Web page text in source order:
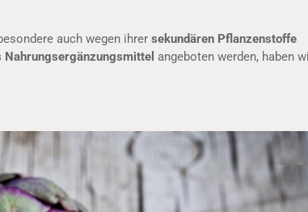
auch wegen ihrer sekundären Pflanzenstoffe
angeboten werden, haben